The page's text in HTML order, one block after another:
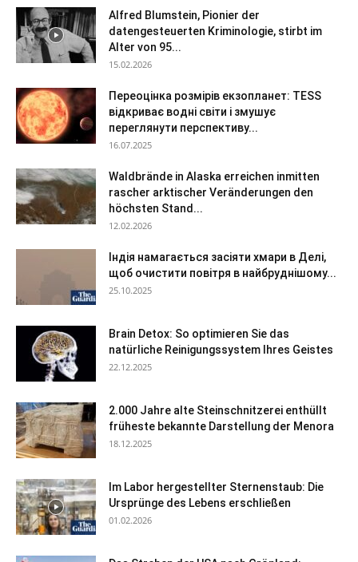
Alfred Blumstein, Pionier der
datengesteuerten Kriminologie, stirbt im
Alter von 95...
15.02.2026
Переоцінка розмірів екзопланет: TESS
відкриває водні світи і змушує
переглянути перспективу...
16.07.2025
Waldbrände in Alaska erreichen inmitten
rascher arktischer Veränderungen den
höchsten Stand...
12.02.2026
Індія намагається засіяти хмари в Делі,
щоб очистити повітря в найбруднішому...
25.10.2025
Brain Detox: So optimieren Sie das
natürliche Reinigungssystem Ihres Geistes
22.12.2025
2.000 Jahre alte Steinschnitzerei enthüllt
früheste bekannte Darstellung der Menora
18.12.2025
Im Labor hergestellter Sternenstaub: Die
Ursprünge des Lebens erschließen
01.02.2026